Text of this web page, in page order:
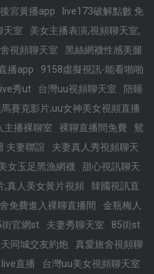
宮黃播app
live173破解點數 免
天室
美女主播表演,視頻聊天室,
視頻聊天室
黑絲網襪性感美腿
播app
9158虛擬視訊-能看啪啪
秀ut 台灣uu視頻聊天室
陪睡
賽克影片,uu女神美女視頻直播
主播裸聊室 裸聊直播間免費
鴛
夫妻聯誼
夫妻真人秀視頻聊天
女玉足黑漁網襪
甜心視訊聊天
,真人美女黃片視頻
韓國視訊直
免費進入裸聊直播間
金瓶梅人
街官網st 夫妻秀聊天室
85街st
同城交友約炮
真愛旅舍視頻聊
直播 台灣uu美女視頻聊天室